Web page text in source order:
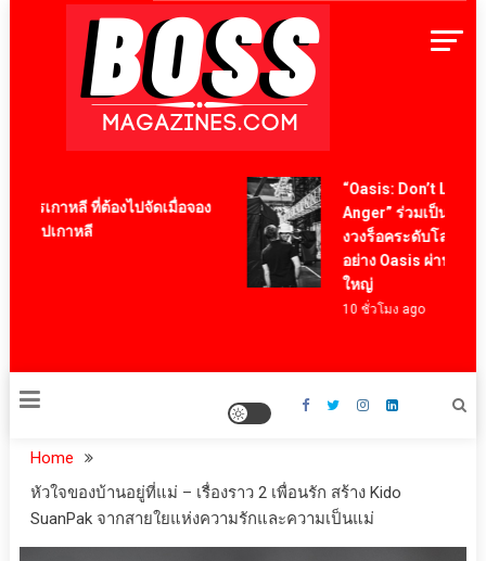
BossMagazinesThailand
รเกาหลี ที่ต้องไปจัดเมื่อจอง
ไปเกาหลี
“Oasis: Don’t Look
Anger” ร่วมเป็นสักขีพย
งวงร็อคระดับโลกในตำน
อย่าง Oasis ผ่านภาพยน
ใหญ่
10 ชั่วโมง ago
Home
หัวใจของบ้านอยู่ที่แม่ – เรื่องราว 2 เพื่อนรัก สร้าง Kido
SuanPak จากสายใยแห่งความรักและความเป็นแม่